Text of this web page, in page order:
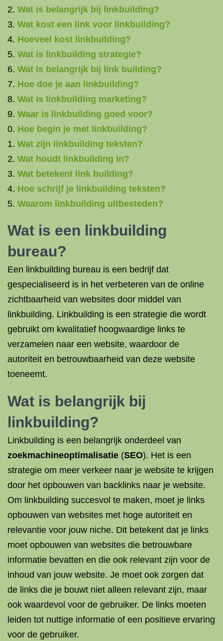
Wat is belangrijk bij linkbuilding?
Wat kost een link voor linkbuilding?
Hoeveel kost linkbuilding?
Wat is linkbuilding strategie?
Wat is belangrijk bij link building?
Hoe doe je aan linkbuilding?
Wat is linkbuilding marketing?
Waar is linkbuilding goed voor?
Hoe begin je met linkbuilding?
Wat zijn linkbuilding teksten?
Wat houdt linkbuilding in?
Wat betekent link building?
Hoe schrijf je linkbuilding teksten?
Waarom linkbuilding uitbesteden?
Wat is een linkbuilding
bureau?
Een linkbuilding bureau is een bedrijf dat
gespecialiseerd is in het verbeteren van de online
zichtbaarheid van websites door middel van
linkbuilding. Linkbuilding is een strategie die wordt
gebruikt om kwalitatief hoogwaardige links te
verzamelen naar een website, waardoor de
autoriteit en betrouwbaarheid van deze website
toeneemt.
Wat is belangrijk bij
linkbuilding?
Linkbuilding is een belangrijk onderdeel van
zoekmachineoptimalisatie (SEO). Het is een
strategie om meer verkeer naar je website te krijgen
door het opbouwen van backlinks naar je website.
Om linkbuilding succesvol te maken, moet je links
opbouwen van websites met hoge autoriteit en
relevantie voor jouw niche. Dit betekent dat je links
moet opbouwen van websites die betrouwbare
informatie bevatten en die ook relevant zijn voor de
inhoud van jouw website. Je moet ook zorgen dat
de links die je bouwt niet alleen relevant zijn, maar
ook waardevol voor de gebruiker. De links moeten
leiden tot nuttige informatie of een positieve ervaring
voor de gebruiker.